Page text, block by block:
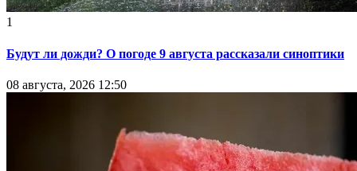
1
Будут ли дожди? О погоде 9 августа рассказали синоптики
08 августа, 2026 12:50